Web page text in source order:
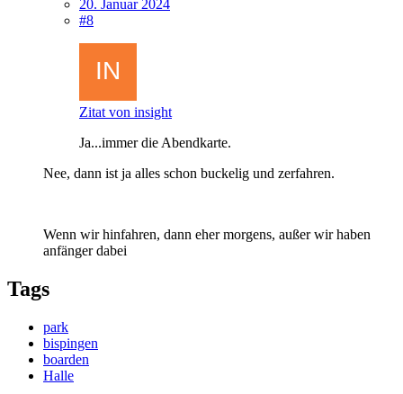
20. Januar 2024
#8
Zitat von insight
Ja...immer die Abendkarte.
Nee, dann ist ja alles schon buckelig und zerfahren.
Wenn wir hinfahren, dann eher morgens, außer wir haben
anfänger dabei
Tags
park
bispingen
boarden
Halle